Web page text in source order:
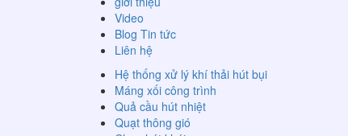
Video
Blog Tin tức
Liên hệ
Hệ thống xử lý khí thải hút bụi
Máng xối công trình
Quả cầu hút nhiệt
Quạt thông gió